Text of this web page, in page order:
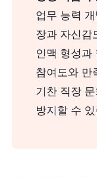
업무 능력
장과 자신감
인맥 형성과
참여도와 만
기찬 직장
방지할 수